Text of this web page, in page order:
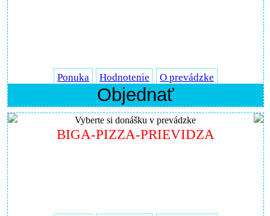
Ponuka Hodnotenie O prevádzke
Objednať
Vyberte si donášku v prevádzke
BIGA-PIZZA-PRIEVIDZA